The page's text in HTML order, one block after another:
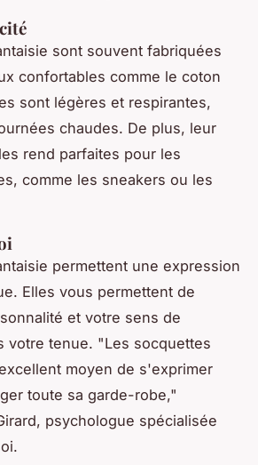
sont souvent fabriquées
confortables comme le coton
sont légères et respirantes,
chaudes. De plus, leur
rend parfaites pour les
comme les sneakers ou les
permettent une expression
Elles vous permettent de
et votre sens de
votre tenue. "Les socquettes
moyen de s'exprimer
toute sa garde-robe,"
psychologue spécialisée